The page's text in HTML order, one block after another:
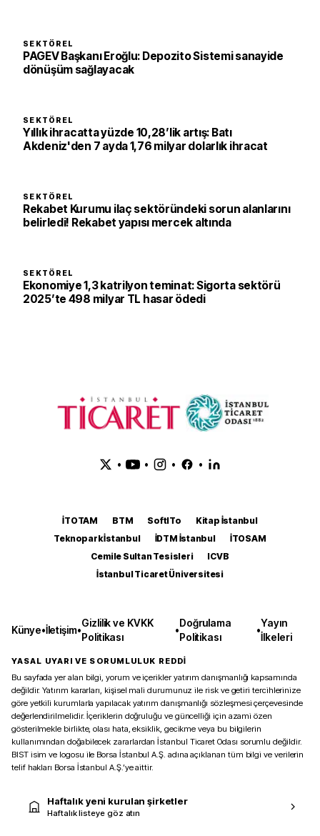
SEKTÖREL
PAGEV Başkanı Eroğlu: Depozito Sistemi sanayide
dönüşüm sağlayacak
SEKTÖREL
Yıllık ihracatta yüzde 10,28’lik artış: Batı
Akdeniz'den 7 ayda 1,76 milyar dolarlık ihracat
SEKTÖREL
Rekabet Kurumu ilaç sektöründeki sorun alanlarını
belirledi! Rekabet yapısı mercek altında
SEKTÖREL
Ekonomiye 1,3 katrilyon teminat: Sigorta sektörü
2025’te 498 milyar TL hasar ödedi
• • • •
İTOTAM BTM SoftITo
Kitap İstanbul
Teknopark İstanbul
İDTM İstanbul
İTOSAM
Cemile Sultan Tesisleri
ICVB
İstanbul Ticaret Üniversitesi
Künye•İletişim•
Gizlilik ve KVKK
Politikası
•
Doğrulama
Politikası
•
Yayın
İlkeleri
YASAL UYARI VE SORUMLULUK REDDİ
Bu sayfada yer alan bilgi, yorum ve içerikler yatırım danışmanlığı kapsamında
değildir. Yatırım kararları, kişisel mali durumunuz ile risk ve getiri tercihlerinize
göre yetkili kurumlarla yapılacak yatırım danışmanlığı sözleşmesi çerçevesinde
değerlendirilmelidir. İçeriklerin doğruluğu ve güncelliği için azami özen
gösterilmekle birlikte, olası hata, eksiklik, gecikme veya bu bilgilerin
kullanımından doğabilecek zararlardan İstanbul Ticaret Odası sorumlu değildir.
BIST isim ve logosu ile Borsa İstanbul A.Ş. adına açıklanan tüm bilgi ve verilerin
telif hakları Borsa İstanbul A.Ş.’ye aittir.
Haftalık yeni kurulan şirketler
Haftalık listeye göz atın